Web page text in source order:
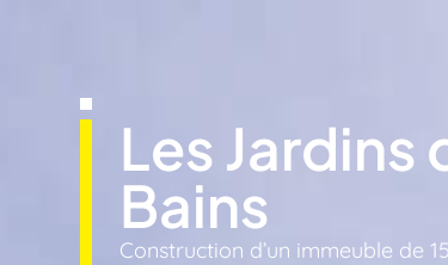
Les Jardins
Bains
Construction d’un immeuble de